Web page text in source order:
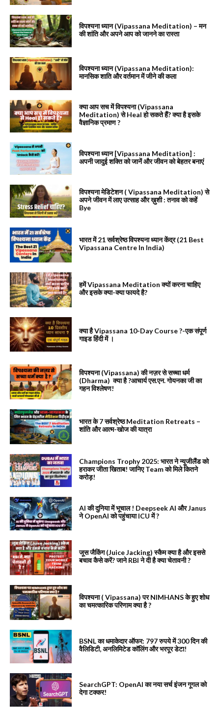
विपश्यना ध्यान (Vipassana Meditation) – मन
की शांति और अपने आप को जानने का रास्ता
विपश्यना ध्यान (Vipassana Meditation):
मानसिक शाति और वर्तमान में जीने की कला
क्या आप सच में विपश्यना (Vipassana
Meditation) से Heal हो सकते हैं? क्या है इसके
वैज्ञानिक प्रमाण ?
विपश्यना ध्यान [Vipassana Meditation] :
अपनी जादुई शक्ति को जानें और जीवन को बेहतर बनाएं
विपश्यना मेडिटेशन ( Vipassana Meditation) से
अपने जीवन में लाए उत्साह और ख़ुशी : तनाव को कहें
Bye
भारत में 21 सर्वश्रेष्ठ विपश्यना ध्यान केंद्र (21 Best
Vipassana Centre In India)
हमें Vipassana Meditation क्यों करना चाहिए
और इसके क्या-क्या फायदे है?
क्या है Vipassana 10-Day Course ?-एक संपूर्ण
गाइड हिंदी में ।
विपश्यना (Vipassana) की नज़र से सच्चा धर्म
(Dharma) क्या है ?आचार्य एस.एन. गोयनका जी का
गहन विश्लेषण!
भारत के 7 सर्वश्रेष्ठ Meditation Retreats –
शांति और आत्म-खोज की यात्रा
Champions Trophy 2025: भारत ने न्यूजीलैंड को
हराकर जीता खिताब! जानिए Team को मिले कितने
करोड़!
AI की दुनिया में भूचाल ! Deepseek AI और Janus
ने OpenAI को पहुंचाया ICU में ?
जूस जैकिंग (Juice Jacking) स्कैम क्या है और इससे
बचाव कैसे करें? जाने RBI ने दी है क्या चेतावनी ?
विपश्यना ( Vipassana) पर NIMHANS के हुए शोध
का चमत्कारिक परिणाम क्या है ?
BSNL का धमाकेदार ऑफर: 797 रुपये में 300 दिन की
वैलिडिटी, अनलिमिटेड कॉलिंग और भरपूर डेटा!
SearchGPT: OpenAI का नया सर्च इंजन गूगल को
देगा टक्कर!